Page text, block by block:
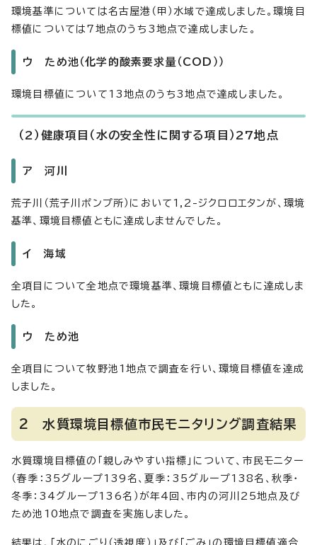
環境基準については名古屋港（甲）水域で達成しました。環境目
標値については7地点のうち3地点で達成しました。
ウ ため池（化学的酸素要求量（COD））
環境目標値について13地点のうち3地点で達成しました。
（2）健康項目（水の安全性に関する項目）27地点
ア 河川
荒子川（荒子川ポンプ所）において1,2-ジクロロエタンが、環境
基準、環境目標値ともに達成しませんでした。
イ 海域
全項目について全地点で環境基準、環境目標値ともに達成しま
した。
ウ ため池
全項目について牧野池1地点で調査を行い、環境目標値を達成
しました。
2 水質環境目標値市民モニタリング調査結果
水質環境目標値の「親しみやすい指標」について、市民モニター
（春季：35グループ139名、夏季：35グループ138名、秋季・
冬季：34グループ136名）が年4回、市内の河川25地点及び
ため池10地点で調査を実施しました。
結果は、「水のにごり（透視度）」及び「ごみ」の環境目標値適合